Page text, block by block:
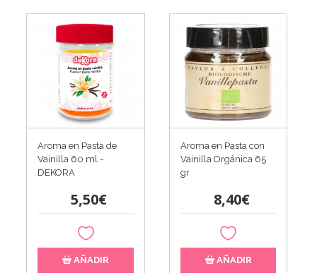
Aroma en Pasta de
Vainilla 60 ml -
DEKORA
5,50€
AÑADIR
Aroma en Pasta con
Vainilla Orgánica 65
gr
8,40€
AÑADIR